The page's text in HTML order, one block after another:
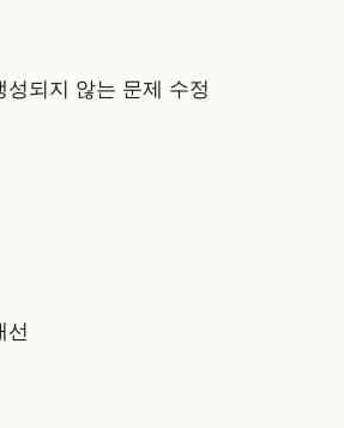
되지 않는 문제 수정
선